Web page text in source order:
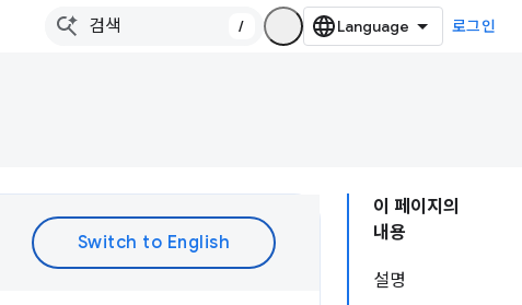
/ 로그인
이 페이지의
내용
설명